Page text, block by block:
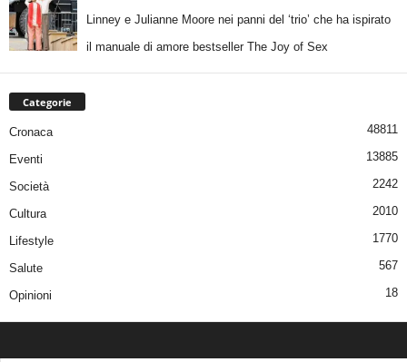
Linney e Julianne Moore nei panni del ‘trio’ che ha ispirato
il manuale di amore bestseller The Joy of Sex
Categorie
Cronaca 48811
Eventi 13885
Società 2242
Cultura 2010
Lifestyle 1770
Salute 567
Opinioni 18